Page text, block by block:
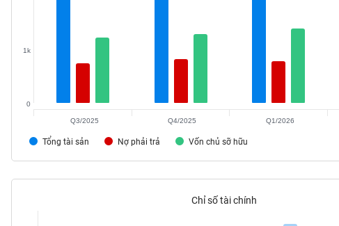
Tổng tài sản Nợ phải trả Vốn chủ sỡ hữu
0
1k
Q3/2025 Q4/2025 Q1/2026
Chỉ số tài chính
TIÊU
THIẾT